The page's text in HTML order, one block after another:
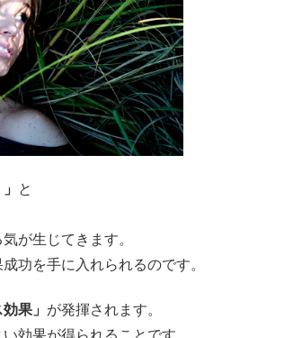
と
が生じてきます。
功を手に入れられるのです。
果」 が発揮されます。